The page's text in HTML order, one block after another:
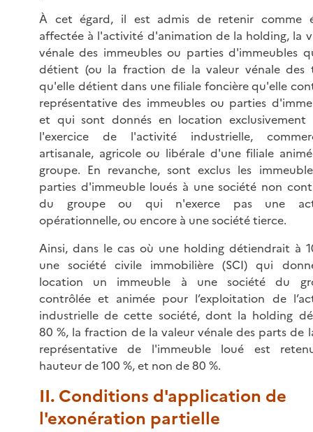
À cet égard, il est admis de retenir comme
affectée à l'activité d'animation de la holding, la
vénale des immeubles ou parties d'immeubles
détient (ou la fraction de la valeur vénale des
qu'elle détient dans une filiale foncière qu'elle
représentative des immeubles ou parties
et qui sont donnés en location exclusivement
l'exercice de l'activité industrielle,
artisanale, agricole ou libérale d'une filiale
groupe. En revanche, sont exclus les
parties d'immeuble loués à une société non
du groupe ou qui n'exerce pas une
opérationnelle, ou encore à une société tierce.
Ainsi, dans le cas où une holding détiendrait à
une société civile immobilière (SCI) qui
location un immeuble à une société du
contrôlée et animée pour l’exploitation de
industrielle de cette société, dont la holding
80 %, la fraction de la valeur vénale des parts de
représentative de l'immeuble loué est
hauteur de 100 %, et non de 80 %.
II. Conditions d'application de
l'exonération partielle